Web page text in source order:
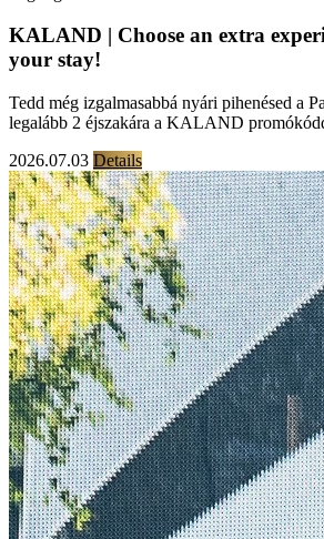
KALAND | Choose an extra
your stay!
Tedd még izgalmasabbá nyári pihenésed a
legalább 2 éjszakára a KALAND
2026.07.03 Details